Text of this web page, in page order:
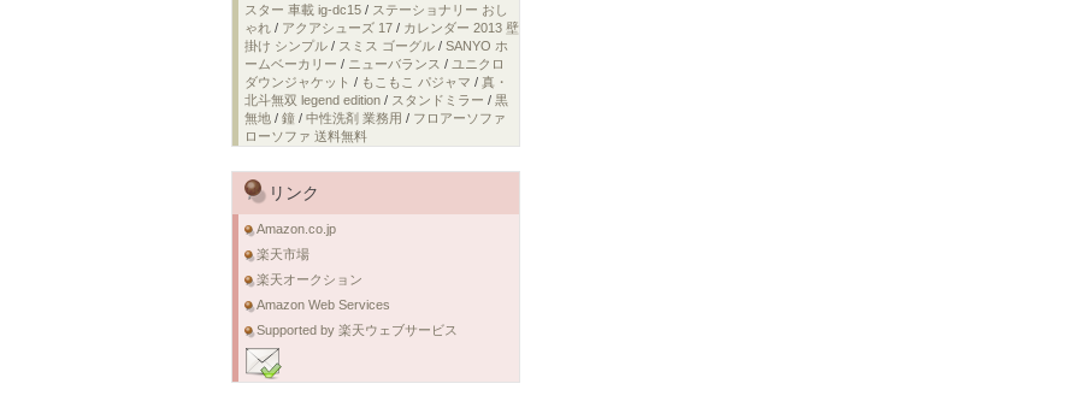
スター 車載 ig-dc15 / ステーショナリー おし
ゃれ / アクアシューズ 17 / カレンダー 2013 壁
掛け シンプル / スミス ゴーグル / SANYO ホ
ームベーカリー / ニューバランス / ユニクロ
ダウンジャケット / もこもこ パジャマ / 真・
北斗無双 legend edition / スタンドミラー / 黒
無地 / 鐘 / 中性洗剤 業務用 / フロアーソファ
ローソファ 送料無料
リンク
Amazon.co.jp
楽天市場
楽天オークション
Amazon Web Services
Supported by 楽天ウェブサービス